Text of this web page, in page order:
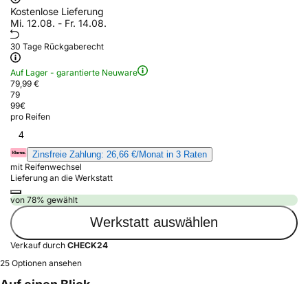
Kostenlose Lieferung
Mi. 12.08. - Fr. 14.08.
30 Tage Rückgaberecht
Auf Lager - garantierte Neuware
79,99 €
79
99€
pro Reifen
4
Zinsfreie Zahlung: 26,66 €/Monat in 3 Raten
mit Reifenwechsel
Lieferung an die Werkstatt
von 78% gewählt
Werkstatt auswählen
Verkauf durch CHECK24
25 Optionen ansehen